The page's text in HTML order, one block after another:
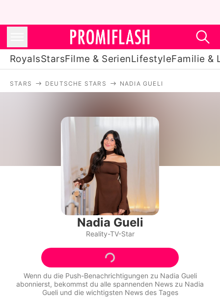
RoyalsStarsFilme & SerienLifestyleFamilie &
Filme & Serien
Lifestyle
Familie & Liebe
Promiflash Exklusiv
Alle Themen auf Promiflash
Jobs
App runterladen
Team
STARS DEUTSCHE STARS NADIA GUELI
Nadia Gueli
Reality-TV-Star
Wenn du die Push-Benachrichtigungen zu Nadia Gueli
abonnierst, bekommst du alle spannenden News zu Nadia
Gueliund die wichtigsten News des Tages